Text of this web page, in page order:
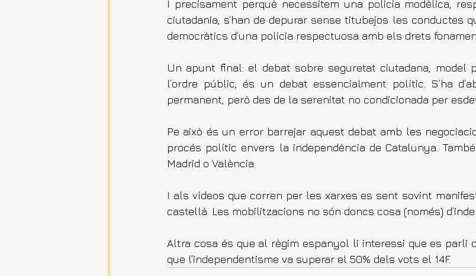
I precisament perquè necessitem una policia modèlica,
ciutadania, s’han de depurar sense titubejos les conductes
democràtics d’una policia respectuosa amb els drets
Un apunt final: el debat sobre seguretat ciutadana, model
l’ordre públic, és un debat essencialment polític. S’ha
permanent, però des de la serenitat no condicionada per
Pe això és un error barrejar aquest debat amb les
procés polític envers la independència de Catalunya.
Madrid o València.
I als vídeos que corren per les xarxes es sent sovint
castellà. Les mobilitzacions no són doncs cosa (només)
Altra cosa és que al règim espanyol li interessi que es parli
que l’independentisme va superar el 50% dels vots el 14F.